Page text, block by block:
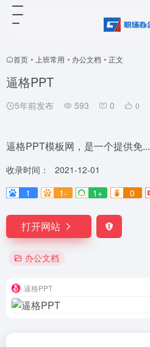
首页 • 上班常用 • 办公文档 • 正文
逼格PPT
5年前发布 593 0 0
逼格PPT模板网，是一个提供免...
收录时间：
2021-12-01
1
1- 1+ 0
打开网站
办公文档
逼格PPT